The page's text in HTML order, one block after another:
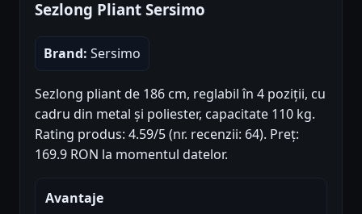
Sezlong Pliant Sersimo
Brand: Sersimo
Sezlong pliant de 186 cm, reglabil în 4 poziții, cu
cadru din metal și poliester, capacitate 110 kg.
Rating produs: 4.59/5 (nr. recenzii: 64). Preț:
169.9 RON la momentul datelor.
Avantaje